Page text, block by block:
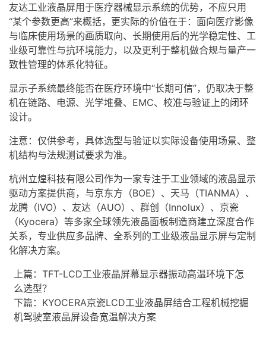
友达工业液晶屏用于医疗器械显示系统的优势，不应只用
“某个参数更高”来概括，更实际的价值在于：面向医疗影像
与临床使用场景的画质取向、长期使用后的光学稳定性、工
业级可靠性与抗环境能力，以及更利于整机做合规与量产一
致性管理的体系化特征。
显示子系统最终能否在医疗环境中“长期可信”，仍取决于整
机在链路、电源、光学堆叠、EMC、校准与验证上的闭环
设计。
注意：仅供参考，具体选型与验证以实际设备使用场景、整
机结构与法规测试要求为准。
杭州立煌科技有限公司作为一家专注于工业领域的液晶显示
驱动方案提供商，与京东方（BOE）、天马（TIANMA）、
龙腾（IVO）、友达（AUO）、群创（Innolux）、京瓷
（Kyocera）等多家全球领先液晶面板制造商建立深度合作
关系，专业供应多品牌、全系列的工业级液晶显示屏与定制
化解决方案。
上篇： TFT-LCD工业液晶屏幕显示器振动高温环境下怎
么选型？
下篇： KYOCERA京瓷LCD工业液晶屏结合工程机械挖掘
机驾驶室液晶屏设备宽温解决方案